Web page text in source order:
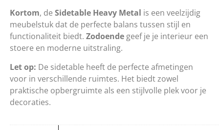
Kortom, de Sidetable Heavy Metal is een veelzijdig
meubelstuk dat de perfecte balans tussen stijl en
functionaliteit biedt. Zodoende geef je je interieur een
stoere en moderne uitstraling.
Let op: De sidetable heeft de perfecte afmetingen
voor in verschillende ruimtes. Het biedt zowel
praktische opbergruimte als een stijlvolle plek voor je
decoraties.